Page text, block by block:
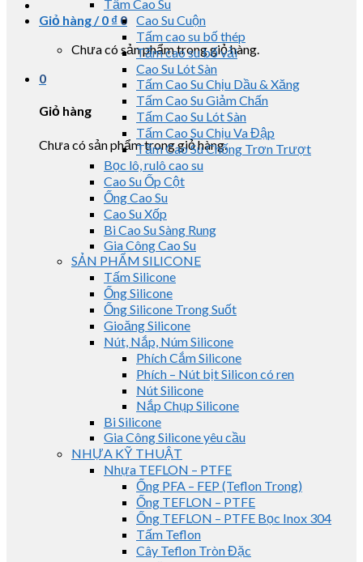
Giỏ hàng /0 ₫ 0
Chưa có sản phẩm trong giỏ hàng.
0
Giỏ hàng
Chưa có sản phẩm trong giỏ hàng.
Tấm Cao Su
Cao Su Cuộn
Tấm cao su bố thép
Tấm cao su bố vải
Cao Su Lót Sàn
Tấm Cao Su Chịu Dầu & Xăng
Tấm Cao Su Giảm Chấn
Tấm Cao Su Lót Sàn
Tấm Cao Su Chịu Va Đập
Tấm Cao Su Chống Trơn Trượt
Bọc lô, rulô cao su
Cao Su Ốp Cột
Ống Cao Su
Cao Su Xốp
Bi Cao Su Sàng Rung
Gia Công Cao Su
SẢN PHẨM SILICONE
Tấm Silicone
Ống Silicone
Ống Silicone Trong Suốt
Gioăng Silicone
Nút, Nắp, Núm Silicone
Phích Cắm Silicone
Phích – Nút bịt Silicon có ren
Nút Silicone
Nắp Chụp Silicone
Bi Silicone
Gia Công Silicone yêu cầu
NHỰA KỸ THUẬT
Nhựa TEFLON – PTFE
Ống PFA – FEP (Teflon Trong)
Ống TEFLON – PTFE
Ống TEFLON – PTFE Bọc Inox 304
Tấm Teflon
Cây Teflon Tròn Đặc